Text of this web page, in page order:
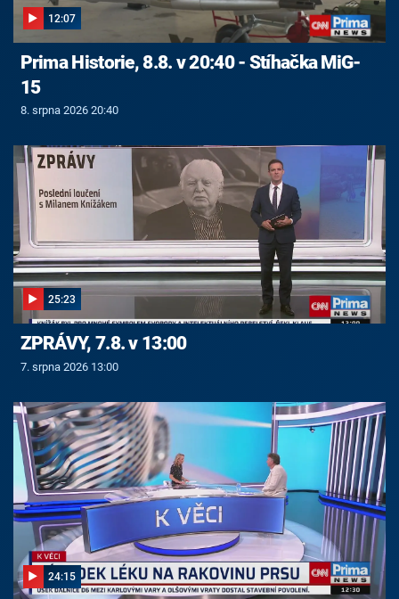
12:07
Prima Historie, 8.8. v 20:40 - Stíhačka MiG-
15
8. srpna 2026 20:40
25:23
ZPRÁVY, 7.8. v 13:00
7. srpna 2026 13:00
24:15